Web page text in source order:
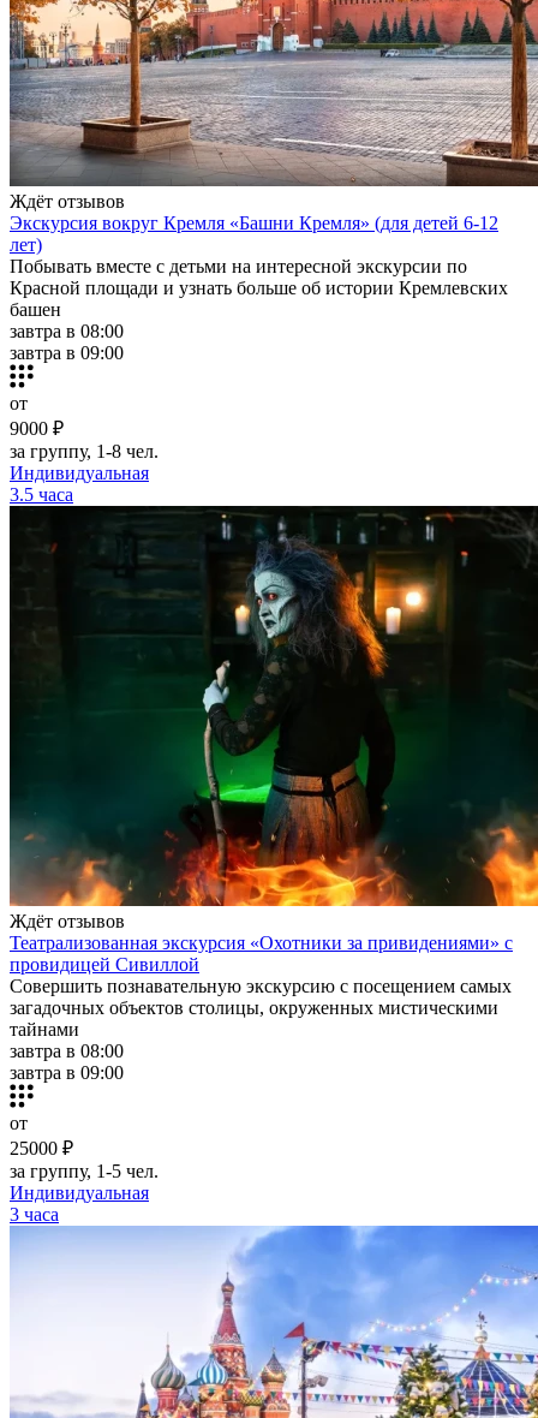
Ждёт отзывов
Экскурсия вокруг Кремля «Башни Кремля» (для детей 6-12
лет)
Побывать вместе с детьми на интересной экскурсии по
Красной площади и узнать больше об истории Кремлевских
башен
завтра в 08:00
завтра в 09:00
от
9000 ₽
за группу, 1-8 чел.
Индивидуальная
3.5 часа
Ждёт отзывов
Театрализованная экскурсия «Охотники за привидениями» с
провидицей Сивиллой
Совершить познавательную экскурсию с посещением самых
загадочных объектов столицы, окруженных мистическими
тайнами
завтра в 08:00
завтра в 09:00
от
25000 ₽
за группу, 1-5 чел.
Индивидуальная
3 часа